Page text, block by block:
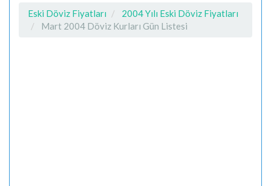
Eski Döviz Fiyatları
2004 Yılı Eski Döviz Fiyatları
Mart 2004 Döviz Kurları Gün Listesi